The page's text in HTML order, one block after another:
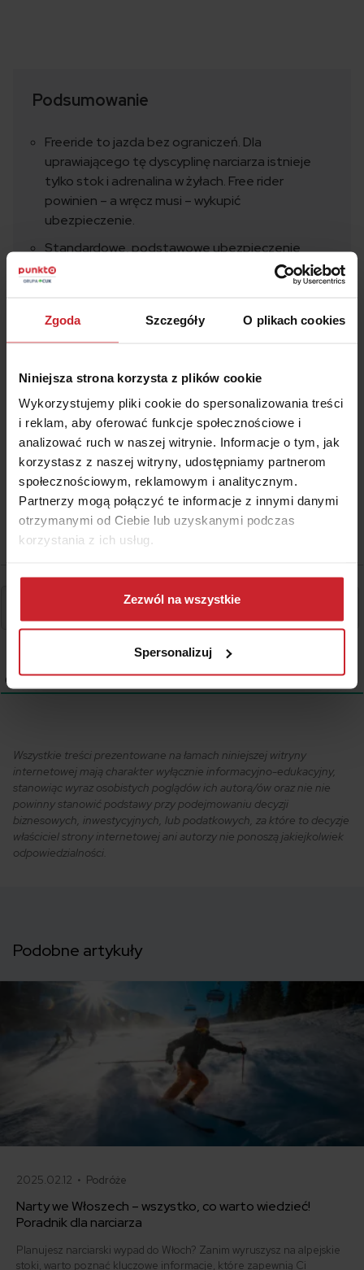
Zgoda Szczegóły O plikach cookies
Niniejsza strona korzysta z plików cookie
Wykorzystujemy pliki cookie do spersonalizowania treści
i reklam, aby oferować funkcje społecznościowe i
analizować ruch w naszej witrynie. Informacje o tym, jak
korzystasz z naszej witryny, udostępniamy partnerom
społecznościowym, reklamowym i analitycznym.
Partnerzy mogą połączyć te informacje z innymi danymi
otrzymanymi od Ciebie lub uzyskanymi podczas
korzystania z ich usług.
Dowiedz się więcej na temat tego, kim jesteśmy, jak
można się z nami skontaktować i w jaki sposób
przetwarzamy dane osobowe w ramachPolityki
Zezwól na wszystkie
Spersonalizuj
Podsumowanie
Freeride to jazda bez ograniczeń. Dla
uprawiającego tę dyscyplinę narciarza istnieje
tylko stok i adrenalina w żyłach. Free rider
powinien – a wręcz musi – wykupić
ubezpieczenie.
Standardowe, podstawowe ubezpieczenie
narciarskie to w tym wypadku za mało
rozszerzyć zakres ubezpieczenia o takie ryzyko
Warto zwrócić uwagę, czy ubezpieczenie zawiera
Wybierając ofertę, należy zapoznać się z
wyłączeniami odpowiedzialności TU.
0 KOMENTARZE
Wszystkie treści prezentowane na łamach niniejszej witryny
internetowej mają charakter wyłącznie informacyjno-edukacyjny,
stanowiąc wyraz osobistych poglądów ich autora/ów oraz nie nie
powinny stanowić podstawy przy podejmowaniu decyzji
biznesowych, inwestycyjnych, lub podatkowych, za które to decyzje
właściciel strony internetowej ani autorzy nie ponoszą jakiejkolwiek
odpowiedzialności.
Podobne artykuły
2025.02.12 • Podróże
Narty we Włoszech – wszystko, co warto wiedzieć!
Poradnik dla narciarza
Planujesz narciarski wypad do Włoch? Zanim wyruszysz na alpejskie
stoki, warto poznać kluczowe informacje, które zapewnią Ci